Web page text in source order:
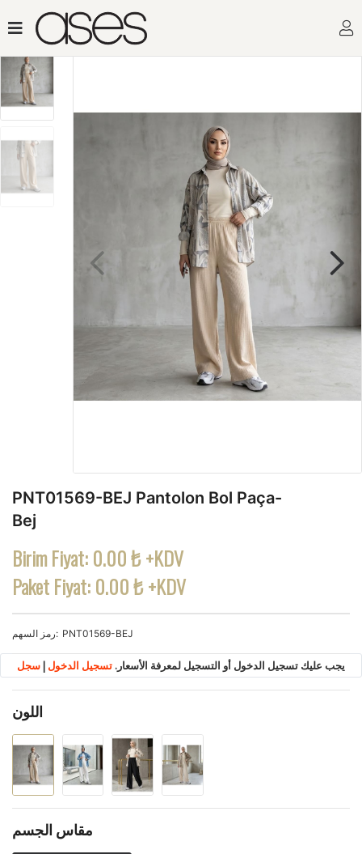
PNT01569-BEJ Pantolon Bol Paça-
Bej
Birim Fiyat:0.00 ₺ +KDV
Paket Fiyat:0.00 ₺ +KDV
رمز السهم PNT01569-BEJ
يجب عليك تسجيل الدخول أو التسجيل لمعرفة الأسعار. تسجيل الدخول | سجل
اللون
مقاس الجسم